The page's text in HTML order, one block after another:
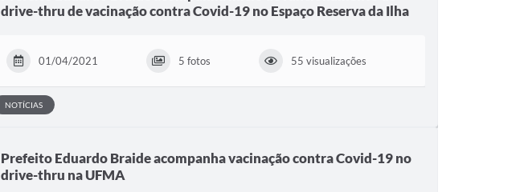
drive-thru de vacinação contra Covid-19 no Espaço Reserva da Ilha
01/04/2021 5 fotos 55 visualizações
NOTÍCIAS
Prefeito Eduardo Braide acompanha vacinação contra Covid-19 no
drive-thru na UFMA